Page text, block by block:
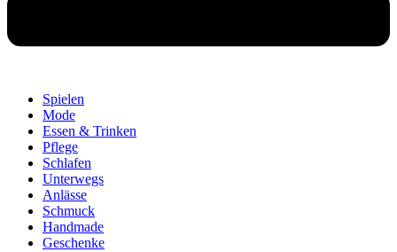
Spielen
Mode
Essen & Trinken
Pflege
Schlafen
Unterwegs
Anlässe
Schmuck
Handmade
Geschenke